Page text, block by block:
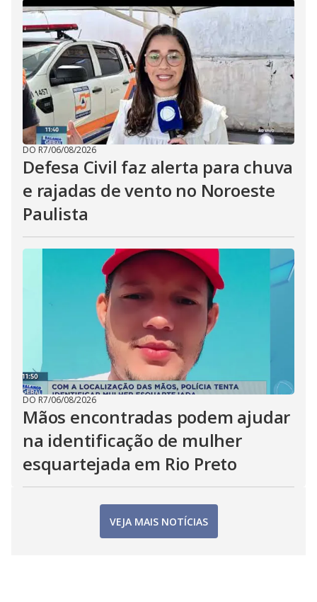
DO R7/06/08/2026
Defesa Civil faz alerta para chuva
e rajadas de vento no Noroeste
Paulista
DO R7/06/08/2026
Mãos encontradas podem ajudar
na identificação de mulher
esquartejada em Rio Preto
VEJA MAIS NOTÍCIAS